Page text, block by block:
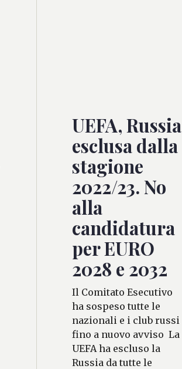
UEFA, Russia
esclusa dalla
stagione
2022/23. No
alla
candidatura
per EURO
2028 e 2032
Il Comitato Esecutivo
ha sospeso tutte le
nazionali e i club russi
fino a nuovo avviso La
UEFA ha escluso la
Russia da tutte le